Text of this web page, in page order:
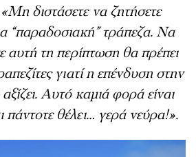
«Μη διστάσετε να ζητήσετε
“παραδοσιακή” τράπεζα. Να
αυτή τη περίπτωση θα πρέπει
γιατί η επένδυση στην
Αυτό καμιά φορά είναι
πάντοτε θέλει… γερά νεύρα!».